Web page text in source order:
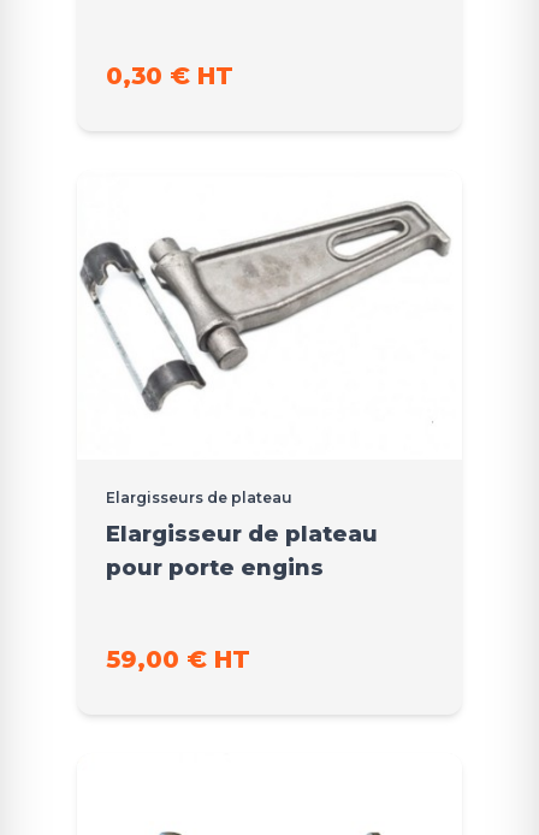
0,30 € HT
Elargisseurs de plateau
Elargisseur de plateau
pour porte engins
59,00 € HT